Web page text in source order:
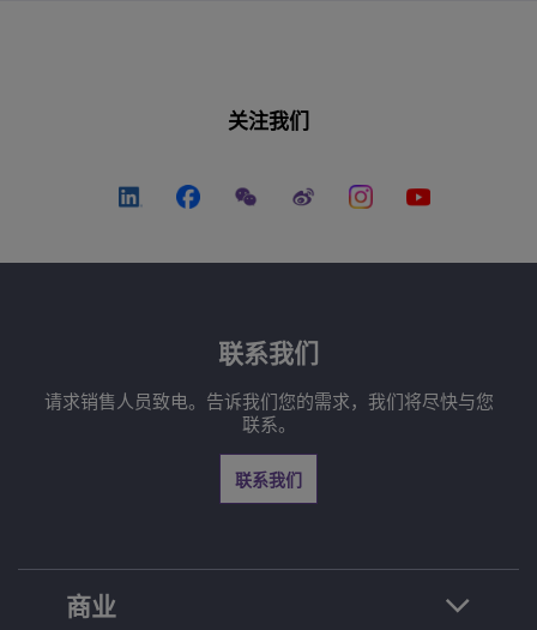
关注我们
商业
联系我们
请求销售人员致电。告诉我们您的需求，我们将尽快与您
联系。
联系我们